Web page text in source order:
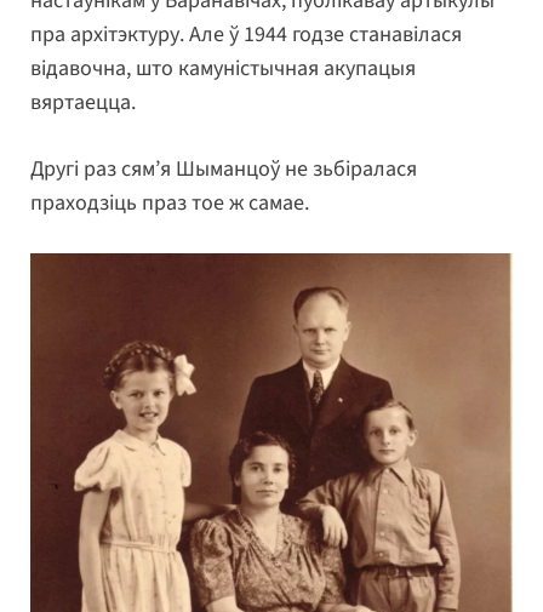
пра архітэктуру. Але ў 1944 годзе станавілася
відавочна, што камуністычная акупацыя
вяртаецца.
Другі раз сям’я Шыманцоў не зьбіралася
праходзіць праз тое ж самае.